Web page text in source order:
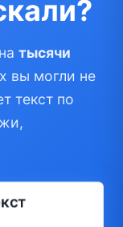
тысячи
вы могли не
текст по